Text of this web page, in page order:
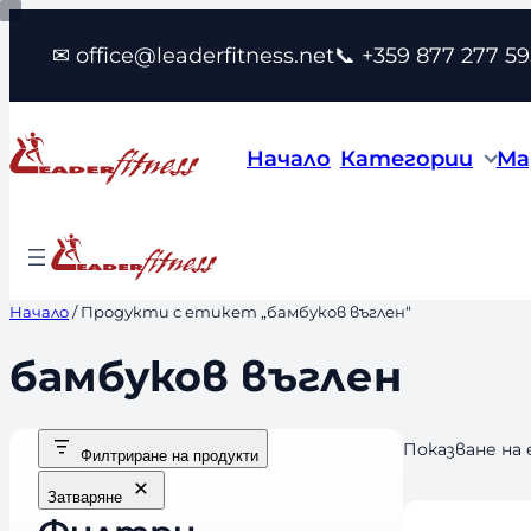
Към
съдържанието
✉ office@leaderfitness.net📞 +359 877 277
Начало Категории
Начало/ Продукти с етикет „бамбуков въглен“
бамбуков въглен
Филтриране на продукти
Затваряне
Показване